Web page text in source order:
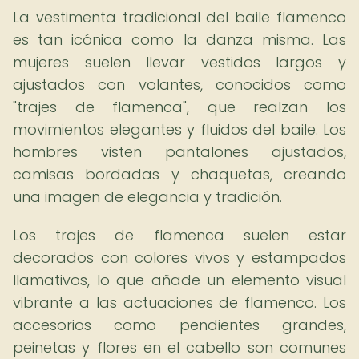
La vestimenta tradicional del baile flamenco
es tan icónica como la danza misma. Las
mujeres suelen llevar vestidos largos y
ajustados con volantes, conocidos como
"trajes de flamenca", que realzan los
movimientos elegantes y fluidos del baile. Los
hombres visten pantalones ajustados,
camisas bordadas y chaquetas, creando
una imagen de elegancia y tradición.
Los trajes de flamenca suelen estar
decorados con colores vivos y estampados
llamativos, lo que añade un elemento visual
vibrante a las actuaciones de flamenco. Los
accesorios como pendientes grandes,
peinetas y flores en el cabello son comunes